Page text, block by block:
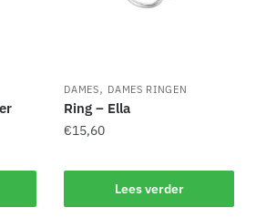
DAMES, DAMES RINGEN
Ring – Ella
€15,60
Lees verder